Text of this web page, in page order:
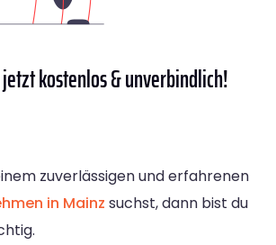
kostenlos & unverbindlich!
zuverlässigen und erfahrenen
in Mainz suchst, dann bist du